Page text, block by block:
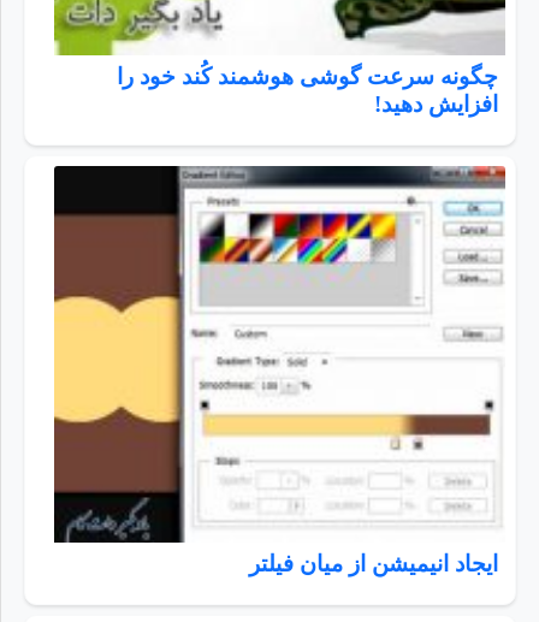
چگونه سرعت گوشی هوشمند کُند خود را
افزایش دهید!
ایجاد انیمیشن از میان فیلتر